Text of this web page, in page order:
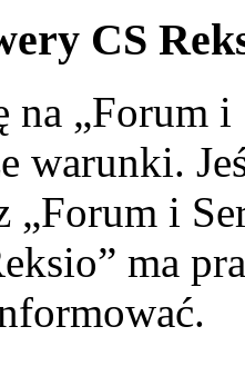
CS
na „Forum
warunki.
„Forum i
ma